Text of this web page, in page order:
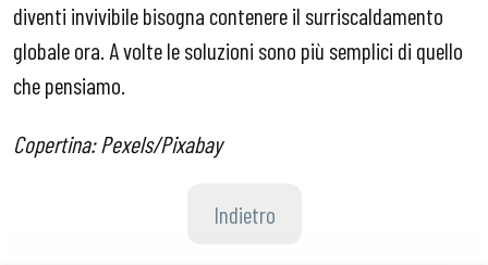
diventi invivibile bisogna contenere il surriscaldamento
globale ora. A volte le soluzioni sono più semplici di quello
che pensiamo.
Copertina: Pexels/Pixabay
Indietro